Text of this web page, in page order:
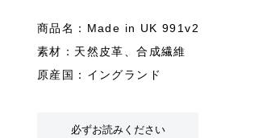
商品名：Made in UK 991v2
素材：天然皮革、合成繊維
原産国：イングランド
必ずお読みください